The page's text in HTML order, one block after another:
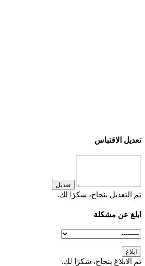
تعديل الاقتباس
تعديل
تم التعديل بنجاح، شكرًا لك.
ابلغ عن مشكلة
ابلاغ
تم الابلاغ بنجاح، شكرًا لك.